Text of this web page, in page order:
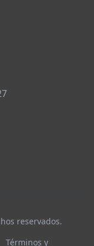
reservados.
Términos y